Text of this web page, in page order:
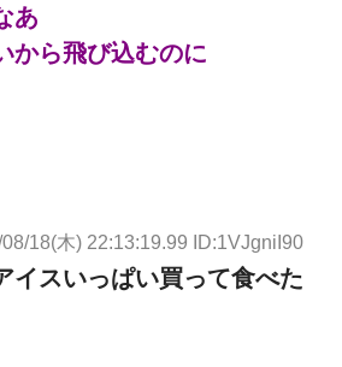
あ
から飛び込むのに
18(木) 22:13:19.99 ID:1VJgniI90
イスいっぱい買って食べた